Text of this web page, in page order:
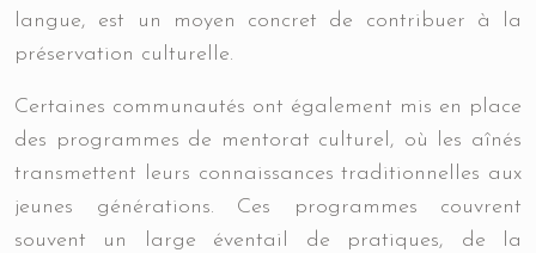
langue, est un moyen concret de contribuer à la
préservation culturelle.
Certaines communautés ont également mis en place
des programmes de mentorat culturel, où les aînés
transmettent leurs connaissances traditionnelles aux
jeunes générations. Ces programmes couvrent
souvent un large éventail de pratiques, de la